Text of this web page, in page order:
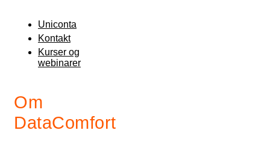
Uniconta
Kontakt
Kurser og
webinarer
Om
DataComfort